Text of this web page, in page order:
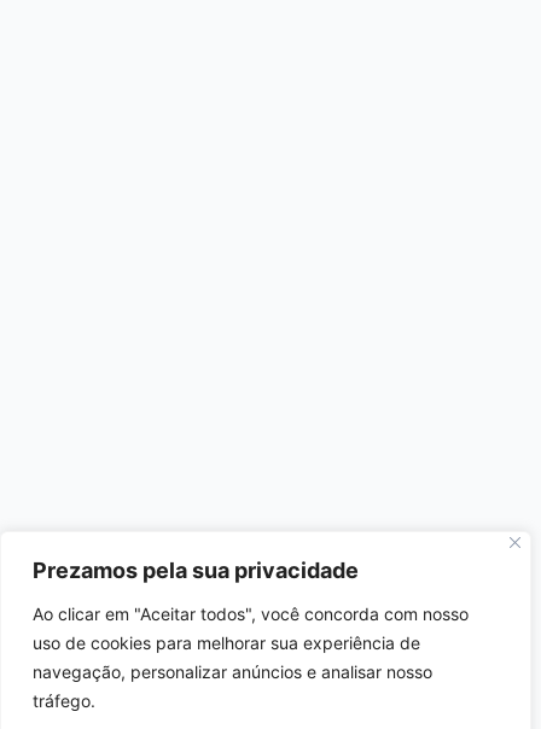
Prezamos pela sua privacidade
Ao clicar em "Aceitar todos", você concorda com nosso
uso de cookies para melhorar sua experiência de
navegação, personalizar anúncios e analisar nosso
tráfego.